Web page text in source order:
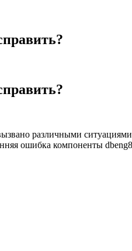
различными
ошибка компоненты